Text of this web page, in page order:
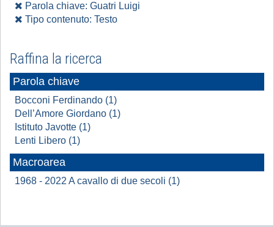
Parola chiave: Guatri Luigi
Tipo contenuto: Testo
Raffina la ricerca
Parola chiave
Bocconi Ferdinando (1)
Dell’Amore Giordano (1)
Istituto Javotte (1)
Lenti Libero (1)
Macroarea
1968 - 2022 A cavallo di due secoli (1)